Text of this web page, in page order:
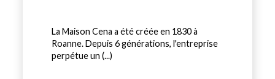
La Maison Cena a été créée en 1830 à
Roanne. Depuis 6 générations, l'entreprise
perpétue un (...)